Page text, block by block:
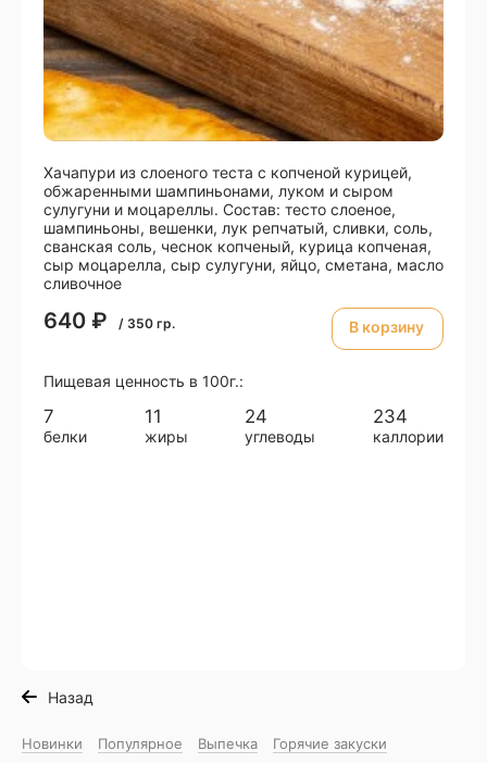
Хачапури из слоеного теста с копченой курицей,
обжаренными шампиньонами, луком и сыром
сулугуни и моцареллы. Состав: тесто слоеное,
шампиньоны, вешенки, лук репчатый, сливки, соль,
сванская соль, чеснок копченый, курица копченая,
сыр моцарелла, сыр сулугуни, яйцо, сметана, масло
сливочное
640 ₽ / 350 гр. В корзину
Пищевая ценность в 100г.:
7
белки
11
жиры
24
углеводы
234
каллории
Назад
Новинки Популярное Выпечка
Горячие закуски